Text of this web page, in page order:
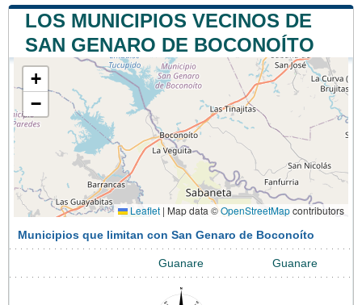
LOS MUNICIPIOS VECINOS DE
SAN GENARO DE BOCONOÍTO
+
−
Leaflet | Map data ©OpenStreetMapcontributors
Municipios que limitan con San Genaro de Boconoíto
Guanare Guanare